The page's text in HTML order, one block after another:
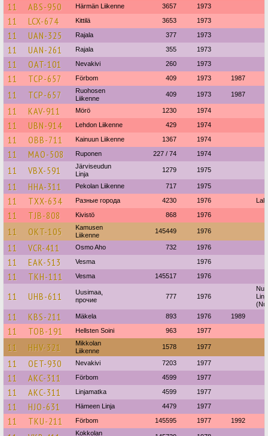
11 ABS-950 Härmän Liikenne 3657 1973
11 LCX-674 Kittilä 3653 1973
11 UAN-325 Rajala 377 1973
11 UAN-261 Rajala 355 1973
11 OAT-101 Nevakivi 260 1973
11 TCP-657 Förbom 409 1973 1987
11 TCP-657
Ruohosen
Liikenne
409 1973 1987
11 KAV-911 Mörö 1230 1974
11 UBN-914 Lehdon Liikenne 429 1974
11 OBB-711 Kainuun Liikenne 1367 1974
11 MAO-508 Ruponen 227 / 74 1974
11 VBX-591
Järviseudun
Linja
1279 1975
11 HHA-311 Pekolan Liikenne 717 1975
11 TXX-634 Разные города 4230 1976 Lall
11 TJB-808 Kivistö 868 1976
11 OKT-105
Kamusen
Liikenne
145449 1976
11 VCR-411 Osmo Aho 732 1976
11 EAK-513 Vesma 1976
11 TKH-111 Vesma 145517 1976
11 UHB-611
Uusimaa,
прочие
777 1976
11 KBS-211 Mäkela 893 1976 1989
11 TOB-191 Hellsten Soini 963 1977
11 HHV-321
Mikkolan
Liikenne
1578 1977
11 OET-930 Nevakivi 7203 1977
11 AKC-311 Förbom 4599 1977
11 AKC-311 Linjamatka 4599 1977
11 HJO-631 Hämeen Linja 4479 1977
11 TKU-211 Förbom 145595 1977 1992
Kokkolan